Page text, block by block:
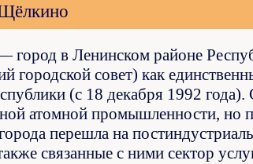
город в Ленинском районе
городской совет) как
(c 18 декабря 1992
атомной промышленности, но
перешла на
связанные с ними сектор